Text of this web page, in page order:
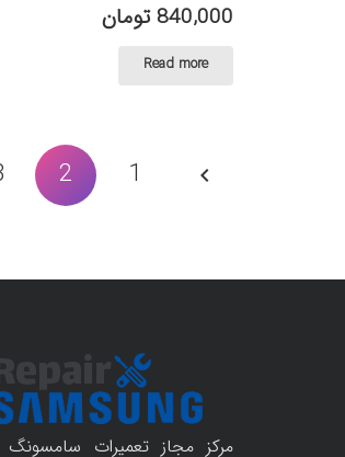
840,000 تومان
Read more
صفحه‌بندی
نوشته‌ها1
2
مرکز مجاز تعمیرات سامسونگ